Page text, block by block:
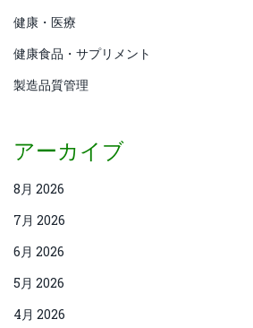
健康・医療
健康食品・サプリメント
製造品質管理
アーカイブ
8月 2026
7月 2026
6月 2026
5月 2026
4月 2026